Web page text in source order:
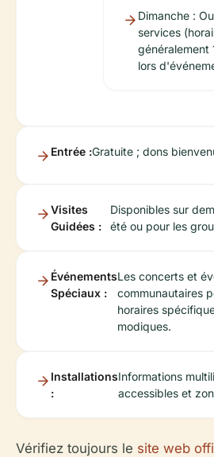
Dimanche :
services
généralement
lors
Entrée :Gratuite ; dons
Visites
Guidées :
Disponibles sur
été ou pour les
Événements
Spéciaux :
Les concerts et
communautaires
horaires
modiques.
Installations
:
Informations
accessibles et
Vérifiez toujours le site web